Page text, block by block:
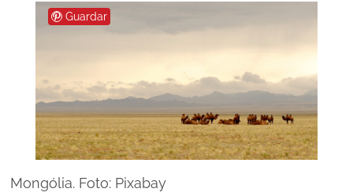
Guardar
Mongólia. Foto: Pixabay